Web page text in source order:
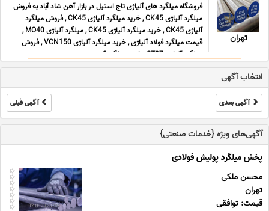
تهران
فروشگاه میلگرد های آلیاژی تاج استیل در بازار آهن شاد آباد به فروش
میلگرد آلیاژی CK45 , خرید میلگرد آلیاژی CK45 , فروش میلگرد
آلیاژی CK45 , خرید میلگرد آلیاژی CK45 , میلگرد آلیاژی MO40 ,
قیمت میلگرد فولاد آلیاژی , خرید میلگرد آلیاژی VCN150 , فروش
میلگرد آلیاژی ST37 , خرید میلگرد آ ... ...
انتخاب آگهی
آگهی بعدی آگهی قبلی
آگهی‌های ویژه {خدمات صنعتی}
پخش میلگرد پولیش فولادی
محسن ملکی
تهران
قیمت: توافقی